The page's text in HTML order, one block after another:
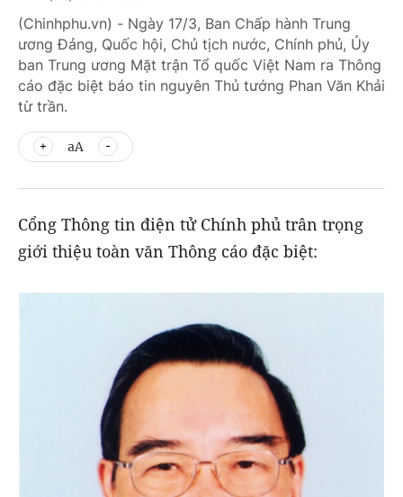
(Chinhphu.vn) - Ngày 17/3, Ban Chấp hành Trung
ương Đảng, Quốc hội, Chủ tịch nước, Chính phủ, Ủy
ban Trung ương Mặt trận Tổ quốc Việt Nam ra Thông
cáo đặc biệt báo tin nguyên Thủ tướng Phan Văn Khải
từ trần.
aA
Cổng Thông tin điện tử Chính phủ trân trọng
giới thiệu toàn văn Thông cáo đặc biệt: